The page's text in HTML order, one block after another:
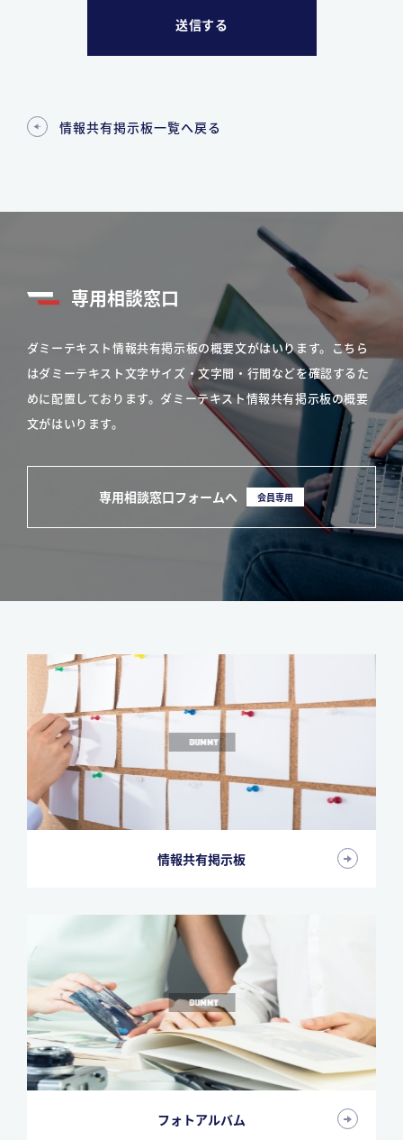
情報共有掲示板一覧へ戻る
専用相談窓口
ダミーテキスト情報共有掲示板の概要文がはいります。こちら
はダミーテキスト文字サイズ・文字間・行間などを確認するた
めに配置しております。ダミーテキスト情報共有掲示板の概要
文がはいります。
専用相談窓口フォームへ 会員専用
情報共有掲示板
フォトアルバム